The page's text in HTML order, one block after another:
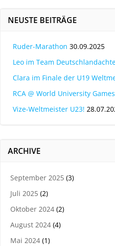
NEUSTE BEITRÄGE
Ruder-Marathon 30.09.2025
Leo im Team
Clara im Finale der U19
RCA @ World University Games
Vize-Weltmeister U23!
ARCHIVE
September 2025 (3)
Juli 2025 (2)
Oktober 2024 (2)
August 2024 (4)
Mai 2024 (1)